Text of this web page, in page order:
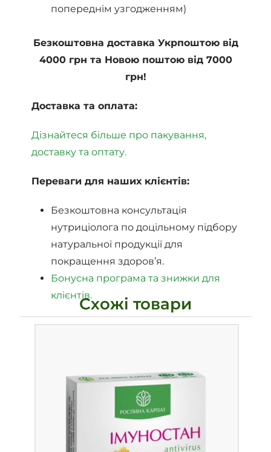
попереднім узгодженням)
Безкоштовна доставка Укрпоштою від
4000 грн та Новою поштою від 7000
грн!
Доставка та оплата:
Дізнайтеся більше про пакування,
доставку та оптату.
Переваги для наших клієнтів:
Безкоштовна консультація
нутриціолога по доцільному підбору
натуральної продукції для
покращення здоров’я.
Бонусна програма та знижки для
клієнтів.Схожі товари